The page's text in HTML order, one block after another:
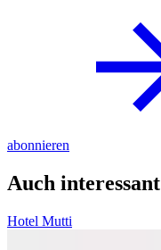
abonnieren
Auch interessant
Hotel Mutti